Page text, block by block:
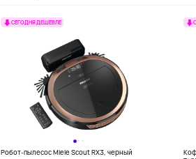
СЕГОДНЯ ДЕШЕВЛЕ
Робот-пылесос Miele Scout RX3, черный